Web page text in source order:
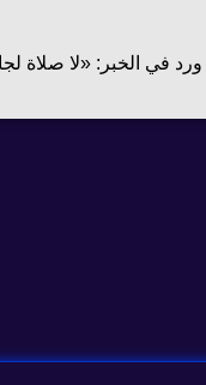
في الخبر: «لا صلاة